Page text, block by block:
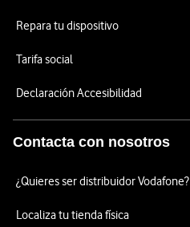
Repara tu dispositivo
Tarifa social
Declaración Accesibilidad
Contacta con nosotros
¿Quieres ser distribuidor Vodafone?
Localiza tu tienda física